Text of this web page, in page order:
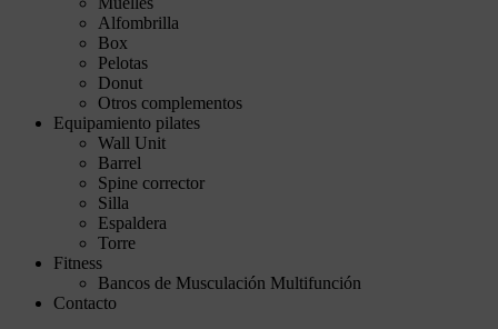
Alfombrilla
Box
Pelotas
Donut
Otros complementos
Equipamiento pilates
Wall Unit
Barrel
Spine corrector
Silla
Espaldera
Torre
Fitness
Bancos de Musculación Multifunción
Contacto